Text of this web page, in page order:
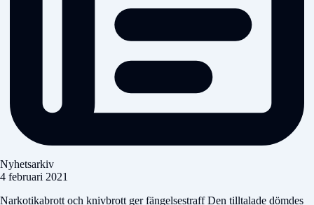
Nyhetsarkiv
4 februari 2021
Narkotikabrott och knivbrott ger fängelsestraff Den tilltalade dömdes